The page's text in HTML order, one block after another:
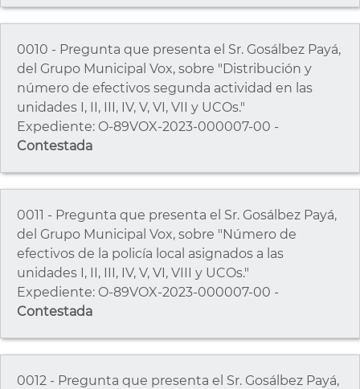
0010 - Pregunta que presenta el Sr. Gosálbez Payá,
del Grupo Municipal Vox, sobre "Distribución y
número de efectivos segunda actividad en las
unidades I, II, III, IV, V, VI, VII y UCOs."
Expediente: O-89VOX-2023-000007-00 -
Contestada
0011 - Pregunta que presenta el Sr. Gosálbez Payá,
del Grupo Municipal Vox, sobre "Número de
efectivos de la policía local asignados a las
unidades I, II, III, IV, V, VI, VIII y UCOs."
Expediente: O-89VOX-2023-000007-00 -
Contestada
0012 - Pregunta que presenta el Sr. Gosálbez Payá,